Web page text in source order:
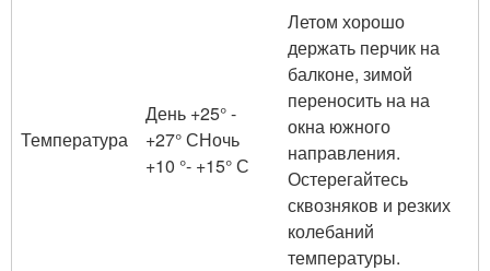
Температура
День +25° -
+27° СНочь
+10 °- +15° С
Летом хорошо
держать перчик на
балконе, зимой
переносить на на
окна южного
направления.
Остерегайтесь
сквозняков и резких
колебаний
температуры.